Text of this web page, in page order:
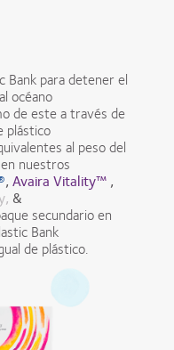
Bank para detener el
océano
de este a través de
plástico
al peso del
nuestros
, Avaira Vitality™ ,
&
secundario en
Bank
de plástico.